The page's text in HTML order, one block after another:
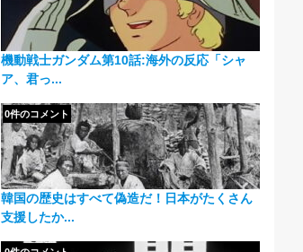
機動戦士ガンダム第10話:海外の反応「シャ
ア、君っ...
韓国の歴史はすべて偽造だ！日本がたくさん
支援したか...
0件のコメント